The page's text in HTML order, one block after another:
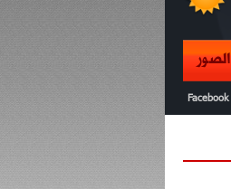
الصور
Facebook